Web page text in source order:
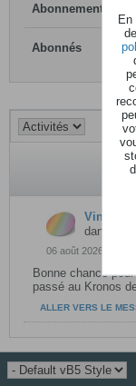
Abonnements
Abonnés
dans
06 août 2026, 14h55
Bonne chance
passé au Kronos
ALLER VERS LE
En